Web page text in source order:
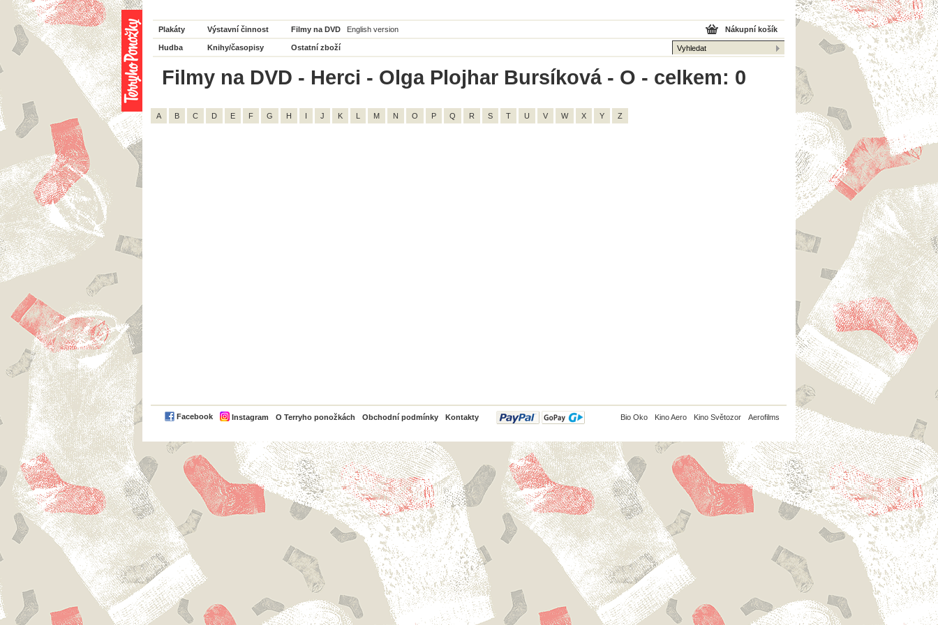
Plakáty Výstavní činnost Filmy na DVD English version
Hudba Knihy/časopisy Ostatní zboží
Nákupní košík
Filmy na DVD - Herci - Olga Plojhar Bursíková - O - celkem: 0
A B C D E F G H I J K L M N O P Q R S T U V W X Y Z
Facebook Instagram O Terryho ponožkách Obchodní podmínky Kontakty
PayPal Bio Oko Kino Aero Kino Světozor Aerofilms